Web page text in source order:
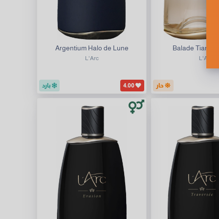
Balade Tiare
L'Arc
حار
Argentium Halo de Lune
L'Arc
بارد